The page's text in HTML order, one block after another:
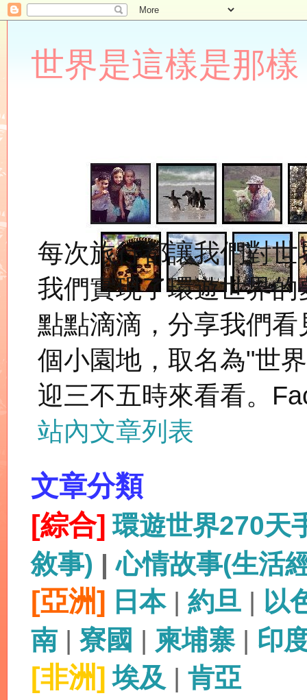
世界是這樣是那樣
每次旅行都讓我們對
我們實現了環遊世界
點點滴滴，分享我們
個小園地，取名為"世
迎三不五時來看看。
站內文章列表
文章分類
[綜合] 環遊世界270天
敘事) |心情故事(生活
[亞洲] 日本| 約旦 | 以
南 | 寮國 | 柬埔寨| 印
[非洲] 埃及 | 肯亞